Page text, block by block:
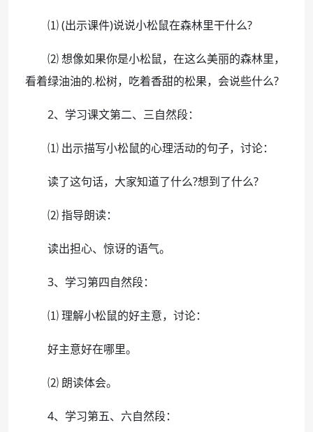
⑴ (出示课件)说说小松鼠在森林里干什么?
⑵ 想像如果你是小松鼠，在这么美丽的森林里，
看着绿油油的.松树，吃着香甜的松果，会说些什么?
2、学习课文第二、三自然段：
⑴ 出示描写小松鼠的心理活动的句子，讨论：
读了这句话，大家知道了什么?想到了什么?
⑵ 指导朗读：
读出担心、惊讶的语气。
3、学习第四自然段：
⑴ 理解小松鼠的好主意，讨论：
好主意好在哪里。
⑵ 朗读体会。
4、学习第五、六自然段：